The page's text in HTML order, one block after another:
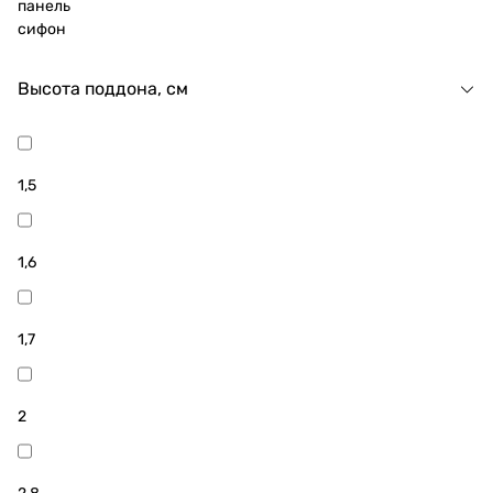
панель
сифон
Высота поддона, см
1,5
1,6
1,7
2